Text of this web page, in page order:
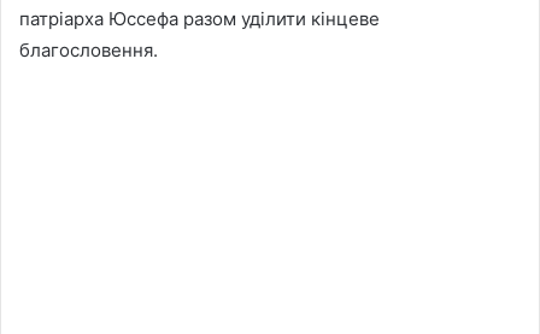
патріарха Юссефа разом уділити кінцеве
благословення.